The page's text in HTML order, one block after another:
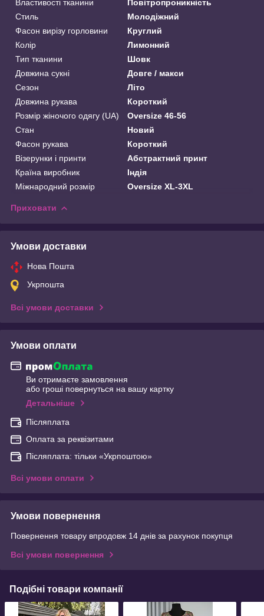
Властивості тканини
Повітропроникність
Стиль
Молодіжний
Фасон вирізу горловини
Круглий
Колір
Лимонний
Тип тканини
Шовк
Довжина сукні
Довге / макси
Сезон
Літо
Довжина рукава
Короткий
Розмір жіночого одягу (UA)
Oversize 46-56
Стан
Новий
Фасон рукава
Короткий
Візерунки і принти
Абстрактний принт
Країна виробник
Індія
Міжнародний розмір
Oversize XL-3XL
Приховати
Умови доставки
Нова Пошта
Укрпошта
Всі умови доставки
Умови оплати
Ви отримаєте замовлення
або гроші повернуться на вашу картку
Детальніше
Післяплата
Оплата за реквізитами
Післяплата: тільки «Укрпоштою»
Всі умови оплати
Умови повернення
Повернення товару впродовж 14 днів за рахунок покупця
Всі умови повернення
Подібні товари компанії